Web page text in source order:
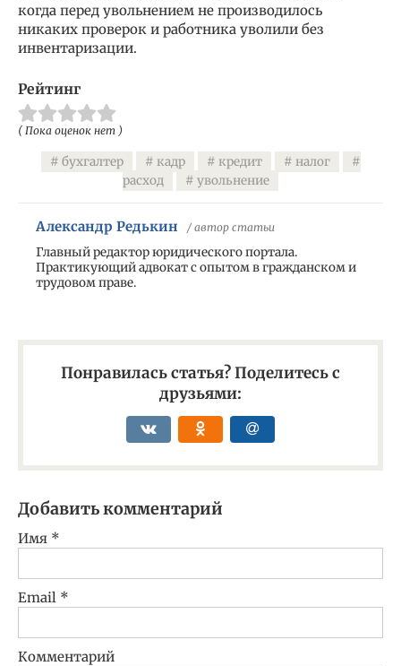
когда перед увольнением не производилось
никаких проверок и работника уволили без
инвентаризации.
Рейтинг
( Пока оценок нет )
бухгалтер кадр кредит
налог
расход
увольнение
Александр Редькин / автор статьи
Главный редактор юридического портала.
Практикующий адвокат с опытом в гражданском и
трудовом праве.
Понравилась статья? Поделитесь с
друзьями:
Добавить комментарий
Имя *
Email *
Комментарий